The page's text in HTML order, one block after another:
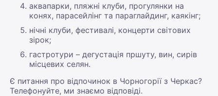
аквапарки, пляжні клуби, прогулянки на
конях, парасейлінг та параглайдинг, каякінг;
нічні клуби, фестивалі, концерти світових
зірок;
гастротури – дегустація пршуту, вин, сирів
місцевих селян.
Є питання про відпочинок в Чорногорії з Черкас?
Телефонуйте, ми знаємо відповіді.